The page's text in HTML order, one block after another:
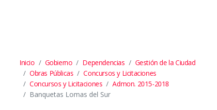
Inicio Gobierno Dependencias
Gestión de la Ciudad
Obras Públicas
Concursos y Licitaciones
Concursos y Licitaciones
Admon. 2015-2018
Banquetas Lomas del Sur